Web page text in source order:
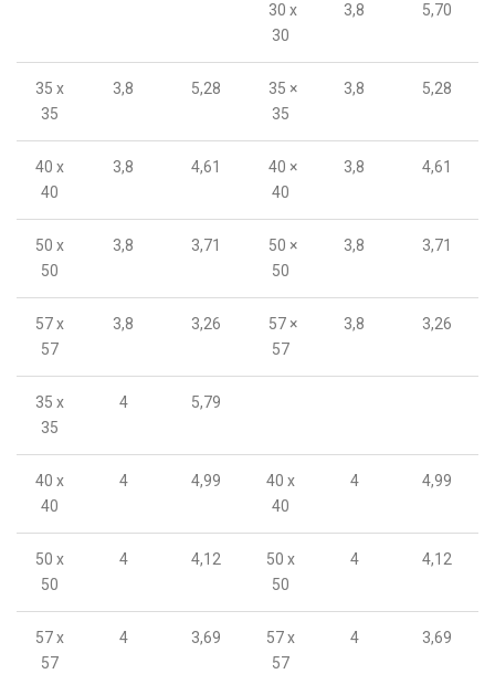
30 x
30
3,8 5,70
35 x
35
3,8 5,28
35 ×
35
3,8 5,28
40 x
40
3,8 4,61
40 ×
40
3,8 4,61
50 x
50
3,8 3,71
50 ×
50
3,8 3,71
57 x
57
3,8 3,26
57 ×
57
3,8 3,26
35 x
35
4 5,79
40 x
40
4 4,99
40 x
40
4 4,99
50 x
50
4 4,12
50 x
50
4 4,12
57 x
57
4 3,69
57 x
57
4 3,69